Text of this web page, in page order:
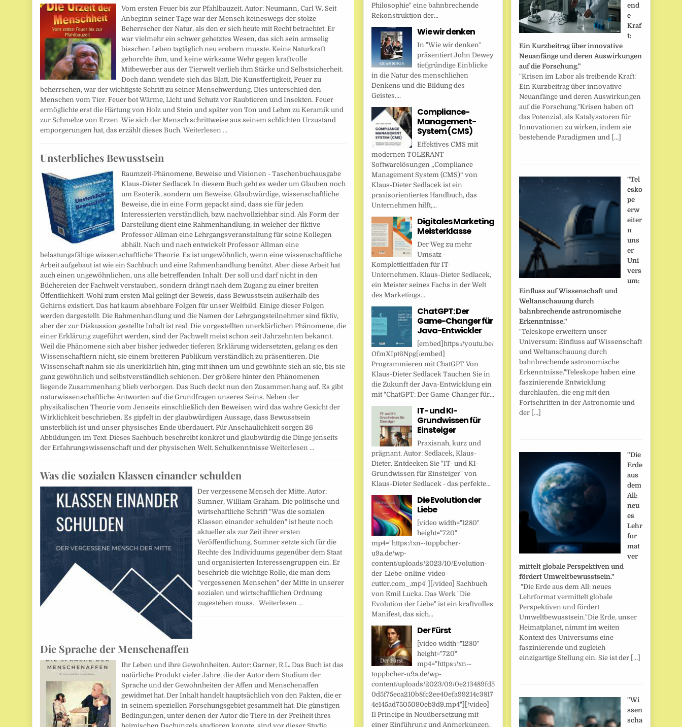
Vom ersten Feuer bis zur Pfahlbauzeit. Autor: Neumann, Carl W. Seit
Anbeginn seiner Tage war der Mensch keineswegs der stolze
Beherrscher der Natur, als den er sich heute mit Recht betrachtet. Er
war vielmehr ein schwer gehetztes Wesen, das sich sein armselig
bisschen Leben tagtäglich neu erobern musste. Keine Naturkraft
gehorchte ihm, und keine wirksame Wehr gegen kraftvolle
Mitbewerber aus der Tierwelt verlieh ihm Stärke und Selbstsicherheit.
Doch dann wendete sich das Blatt. Die Kunstfertigkeit, Feuer zu
beherrschen, war der wichtigste Schritt zu seiner Menschwerdung. Dies unterschied den
Menschen vom Tier. Feuer bot Wärme, Licht und Schutz vor Raubtieren und Insekten. Feuer
ermöglichte erst die Härtung von Holz und Stein und später von Ton und Lehm zu Keramik und
zur Schmelze von Erzen. Wie sich der Mensch schrittweise aus seinem schlichten Urzustand
emporgerungen hat, das erzählt dieses Buch.Weiterlesen …
Unsterbliches Bewusstsein
Raumzeit-Phänomene, Beweise und Visionen - Taschenbuchausgabe
Klaus-Dieter Sedlacek In diesem Buch geht es weder um Glauben noch
um Esoterik, sondern um Beweise. Glaubwürdige, wissenschaftliche
Beweise, die in eine Form gepackt sind, dass sie für jeden
Interessierten verständlich, bzw. nachvollziehbar sind. Als Form der
Darstellung dient eine Rahmenhandlung, in welcher der fiktive
Professor Allman eine Lehrgangsveranstaltung für seine Kollegen
abhält. Nach und nach entwickelt Professor Allman eine
belastungsfähige wissenschaftliche Theorie. Es ist ungewöhnlich, wenn eine wissenschaftliche
Arbeit aufgebaut ist wie ein Sachbuch und eine Rahmenhandlung benützt. Aber diese Arbeit hat
auch einen ungewöhnlichen, uns alle betreffenden Inhalt. Der soll und darf nicht in den
Büchereien der Fachwelt verstauben, sondern drängt nach dem Zugang zu einer breiten
Öffentlichkeit. Wohl zum ersten Mal gelingt der Beweis, dass Bewusstsein außerhalb des
Gehirns existiert. Das hat kaum absehbare Folgen für unser Weltbild. Einige dieser Folgen
werden dargestellt. Die Rahmenhandlung und die Namen der Lehrgangsteilnehmer sind fiktiv,
aber der zur Diskussion gestellte Inhalt ist real. Die vorgestellten unerklärlichen Phänomene, die
einer Erklärung zugeführt werden, sind der Fachwelt meist schon seit Jahrzehnten bekannt.
Weil die Phänomene sich aber bisher jedweder tieferen Erklärung widersetzten, gelang es den
Wissenschaftlern nicht, sie einem breiteren Publikum verständlich zu präsentieren. Die
Wissenschaft nahm sie als unerklärlich hin, ging mit ihnen um und gewöhnte sich an sie, bis sie
ganz gewöhnlich und selbstverständlich schienen. Der größere hinter den Phänomenen
liegende Zusammenhang blieb verborgen. Das Buch deckt nun den Zusammenhang auf. Es gibt
naturwissenschaftliche Antworten auf die Grundfragen unseres Seins. Neben der
physikalischen Theorie vom Jenseits einschließlich den Beweisen wird das wahre Gesicht der
Wirklichkeit beschrieben. Es gipfelt in der glaubwürdigen Aussage, dass Bewusstsein
unsterblich ist und unser physisches Ende überdauert. Für Anschaulichkeit sorgen 26
Abbildungen im Text. Dieses Sachbuch beschreibt konkret und glaubwürdig die Dinge jenseits
der Erfahrungswissenschaft und der physischen Welt. SchulkenntnisseWeiterlesen …
Was die sozialen Klassen einander schulden
Der vergessene Mensch der Mitte. Autor:
Sumner, William Graham. Die politische und
wirtschaftliche Schrift "Was die sozialen
Klassen einander schulden" ist heute noch
aktueller als zur Zeit ihrer ersten
Veröffentlichung. Sumner setzte sich für die
Rechte des Individuums gegenüber dem Staat
und organisierten Interessengruppen ein. Er
beschrieb die wichtige Rolle, die man dem
"vergessenen Menschen" der Mitte in unserer
sozialen und wirtschaftlichen Ordnung
zugestehen muss.Weiterlesen …
Die Sprache der Menschenaffen
Ihr Leben und ihre Gewohnheiten. Autor: Garner, R.L. Das Buch ist das
natürliche Produkt vieler Jahre, die der Autor dem Studium der
Sprache und der Gewohnheiten der Affen und Menschenaffen
gewidmet hat. Der Inhalt handelt hauptsächlich von den Fakten, die er
in seinem speziellen Forschungsgebiet gesammelt hat. Die günstigen
Bedingungen, unter denen der Autor die Tiere in der Freiheit ihres
Philosophie" eine bahnbrechende
Rekonstruktion der...
Wie wir denken
In "Wie wir denken"
präsentiert John Dewey
tiefgründige Einblicke
in die Natur des menschlichen
Denkens und die Bildung des
Geistes....
Compliance-
Management-
System (CMS)
Effektives CMS mit
modernen TOLERANT
Softwarelösungen „Compliance
Management System (CMS)“ von
Klaus-Dieter Sedlacek ist ein
praxisorientiertes Handbuch, das
Unternehmen hilft,...
Digitales Marketing
Meisterklasse
Der Weg zu mehr
Umsatz -
Komplettleitfaden für IT-
Unternehmen. Klaus-Dieter Sedlacek,
ein Meister seines Fachs in der Welt
des Marketings...
ChatGPT: Der
Game-Changer für
Java-Entwickler
[embed]https://youtu.be/
OfmXIpt6Npg[/embed]
Programmieren mit ChatGPT Von
Klaus-Dieter Sedlacek Tauchen Sie in
die Zukunft der Java-Entwicklung ein
mit "ChatGPT: Der Game-Changer für...
IT- und KI-
Grundwissen für
Einsteiger
Praxisnah, kurz und
prägnant. Autor: Sedlacek, Klaus-
Dieter. Entdecken Sie "IT- und KI-
Grundwissen für Einsteiger" von
Klaus-Dieter Sedlacek - das perfekte...
Die Evolution der
Liebe
[video width="1280"
height="720"
mp4="https://xn--toppbcher-
u9a.de/wp-
content/uploads/2023/10/Evolution-
der-Liebe-online-video-
cutter.com_.mp4"][/video] Sachbuch
von Emil Lucka. Das Werk "Die
Evolution der Liebe" ist ein kraftvolles
Manifest, das sich...
Der Fürst
[video width="1280"
height="720"
mp4="https://xn--
toppbcher-u9a.de/wp-
content/uploads/2023/09/0e213489fd5
0d5f75eca210b8fc2ee40efa99214c3817
4e145ad7505090eb3d9.mp4"][/video]
Il Principe in Neuübersetzung mit
einer Einführung und Anmerkungen.
end
e
Kraf
t:
Ein Kurzbeitrag über innovative
Neuanfänge und deren Auswirkungen
auf die Forschung."
"Krisen im Labor als treibende Kraft:
Ein Kurzbeitrag über innovative
Neuanfänge und deren Auswirkungen
auf die Forschung."Krisen haben oft
das Potenzial, als Katalysatoren für
Innovationen zu wirken, indem sie
bestehende Paradigmen und […]
"Tel
esko
pe
erw
eiter
n
uns
er
Uni
vers
um:
Einfluss auf Wissenschaft und
Weltanschauung durch
bahnbrechende astronomische
Erkenntnisse."
"Teleskope erweitern unser
Universum: Einfluss auf Wissenschaft
und Weltanschauung durch
bahnbrechende astronomische
Erkenntnisse."Teleskope haben eine
faszinierende Entwicklung
durchlaufen, die eng mit den
Fortschritten in der Astronomie und
der […]
"Die
Erde
aus
dem
All:
neu
es
Lehr
for
mat
ver
mittelt globale Perspektiven und
fördert Umweltbewusstsein."
"Die Erde aus dem All: neues
Lehrformat vermittelt globale
Perspektiven und fördert
Umweltbewusstsein."Die Erde, unser
Heimatplanet, nimmt im weiten
Kontext des Universums eine
faszinierende und zugleich
einzigartige Stellung ein. Sie ist der […]
"Wi
ssen
scha